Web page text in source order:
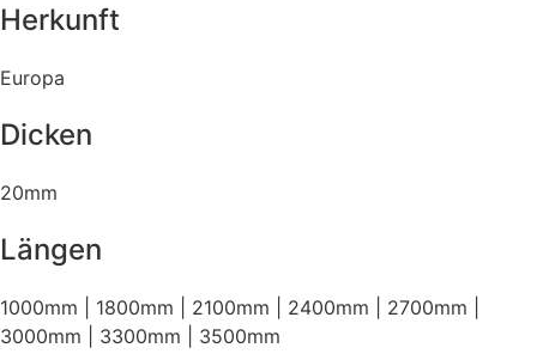
Herkunft
Europa
Dicken
20mm
Längen
1000mm | 1800mm | 2100mm | 2400mm | 2700mm |
3000mm | 3300mm | 3500mm